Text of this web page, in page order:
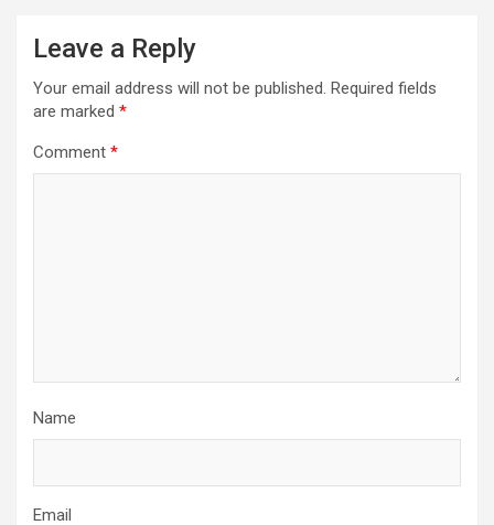
Leave a Reply
Your email address will not be published. Required fields
are marked *
Comment *
Name
Email